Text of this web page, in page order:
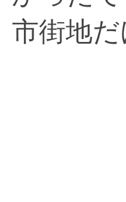
市街地